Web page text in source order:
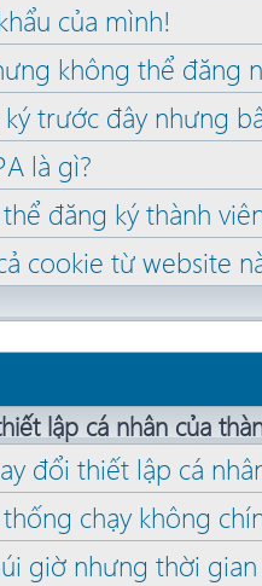
của mình!
không thể đăng
trước đây nhưng
là gì?
đăng ký thành
cookie từ website
lập cá nhân của
đổi thiết lập cá
chạy không
giờ nhưng thời gian